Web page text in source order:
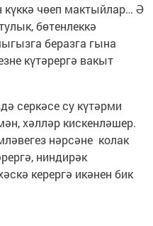
күккә чөеп мактыйлар… Ә
бөтенлеккә
беразга гына
күтәрергә вакыт
серкәсе су күтәрми
хәлләр кискенләшер.
нәрсәне колак
ниндирәк
керергә икәнен бик